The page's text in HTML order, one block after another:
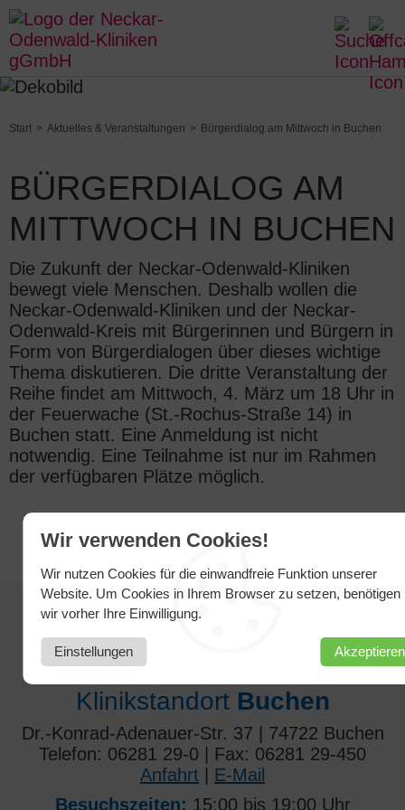
Wir verwenden Cookies!
Wir nutzen Cookies für die einwandfreie Funktion unserer
Website. Um Cookies in Ihrem Browser zu setzen, benötigen
wir vorher Ihre Einwilligung.
Einstellungen Akzeptieren
Start Aktuelles & Veranstaltungen Bürgerdialog am Mittwoch in Buchen
BÜRGERDIALOG AM
MITTWOCH IN BUCHEN
Die Zukunft der Neckar-Odenwald-Kliniken
bewegt viele Menschen. Deshalb wollen die
Neckar-Odenwald-Kliniken und der Neckar-
Odenwald-Kreis mit Bürgerinnen und Bürgern in
Form von Bürgerdialogen über dieses wichtige
Thema diskutieren. Die dritte Veranstaltung der
Reihe findet am Mittwoch, 4. März um 18 Uhr in
der Feuerwache (St.-Rochus-Straße 14) in
Buchen statt. Eine Anmeldung ist nicht
notwendig. Eine Teilnahme ist nur im Rahmen
der verfügbaren Plätze möglich.
SO ERREICHEN SIE UNS
Klinikstandort Buchen
Dr.-Konrad-Adenauer-Str. 37 | 74722 Buchen
Telefon: 06281 29-0 | Fax: 06281 29-450
Anfahrt
E-Mail
Besuchszeiten: 15:00 bis 19:00 Uhr